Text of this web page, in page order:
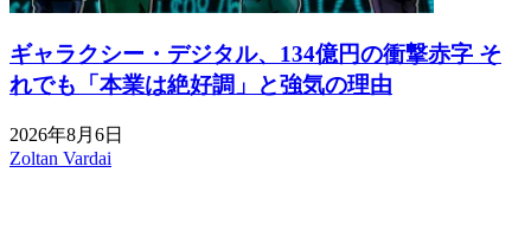
ギャラクシー・デジタル、134億円の衝撃赤字 そ
れでも「本業は絶好調」と強気の理由
2026年8月6日
Zoltan Vardai